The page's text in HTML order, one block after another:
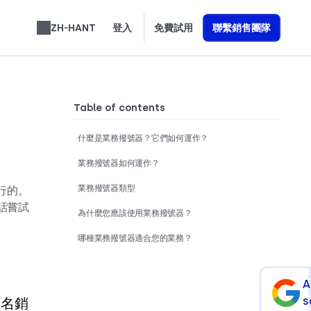
ZH-HANT 登入 免費試用 聯繫銷售團隊
Table of contents
什麼是業務撥號器？它們如何運作？
業務撥號器如何運作？
業務撥號器類型
為什麼您應該使用業務撥號器？
哪種業務撥號器適合您的業務？
。
嘗試
銷